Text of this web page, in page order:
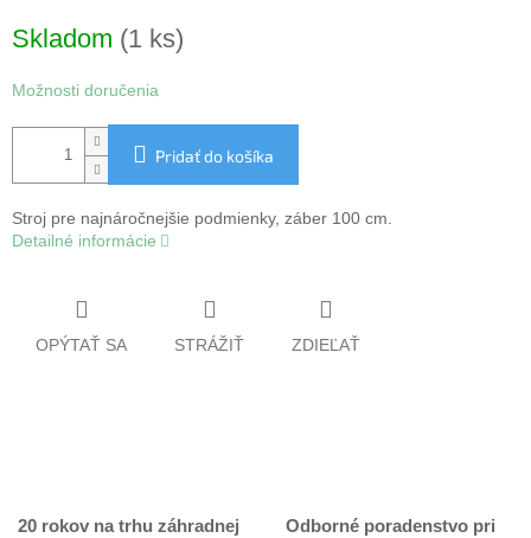
cena:
Skladom (1 ks)
Možnosti doručenia
Pridať do košíka
Stroj pre najnáročnejšie podmienky, záber 100 cm.
Detailné informácie
OPÝTAŤ SA STRÁŽIŤ ZDIEĽAŤ
20 rokov na trhu záhradnej
Odborné poradenstvo pri